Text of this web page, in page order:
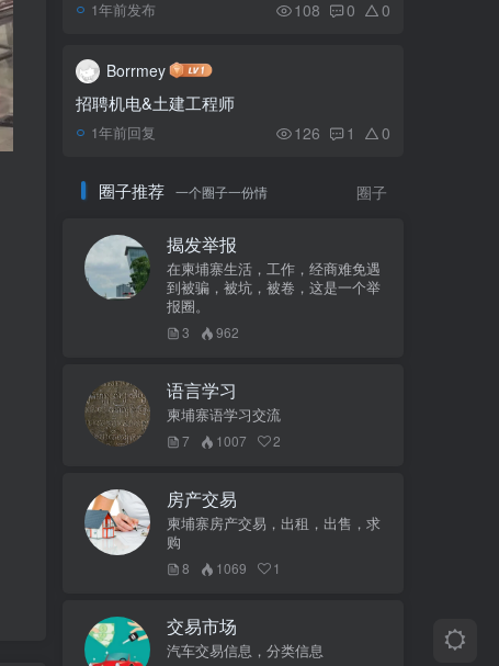
1年前发布 108 0 0
Borrmey
招聘机电&土建工程师
1年前回复 126 1 0
圈子推荐 一个圈子一份情 圈子
揭发举报
在柬埔寨生活，工作，经商难免遇
到被骗，被坑，被卷，这是一个举
报圈。
3 962
语言学习
柬埔寨语学习交流
7 1007 2
房产交易
柬埔寨房产交易，出租，出售，求
购
8 1069 1
交易市场
汽车交易信息，分类信息